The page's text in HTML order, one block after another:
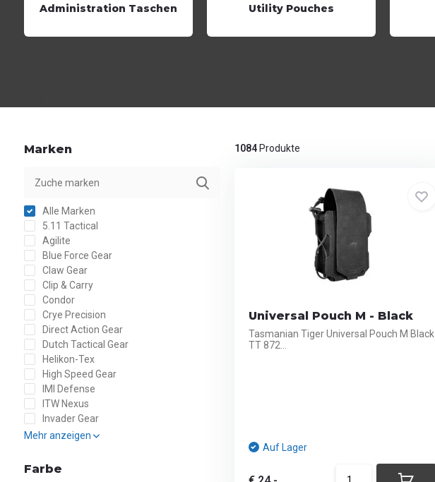
Administration Taschen Utility Pouches
Marken
Alle Marken
5.11 Tactical
Agilite
Blue Force Gear
Claw Gear
Clip & Carry
Condor
Crye Precision
Direct Action Gear
Dutch Tactical Gear
Helikon-Tex
High Speed Gear
IMI Defense
ITW Nexus
Invader Gear
Mehr anzeigen
Farbe
1084Produkte
Universal Pouch M - Black
Tasmanian Tiger Universal Pouch M Black
TT 872...
Auf Lager